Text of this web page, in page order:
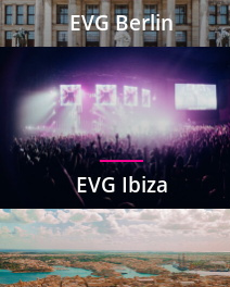
EVG Berlin
EVG Ibiza